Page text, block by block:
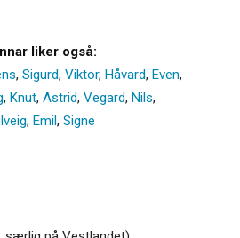
liker også:
, Sigurd, Viktor, Håvard, Even,
, Knut, Astrid, Vegard, Nils,
, Emil, Signe